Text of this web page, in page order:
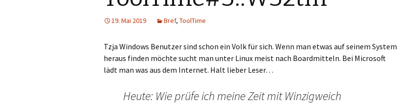
19. Mai 2019 Bref, ToolTime
Tzja Windows Benutzer sind schon ein Volk für sich. Wenn man etwas auf seinem System
heraus finden möchte sucht man unter Linux meist nach Boardmitteln. Bei Microsoft
lädt man was aus dem Internet. Halt lieber Leser…
Heute: Wie prüfe ich meine Zeit mit Winzigweich